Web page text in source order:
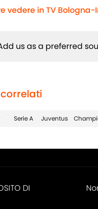
vedere in TV
us as a preferred
Serie A Juventus
DI